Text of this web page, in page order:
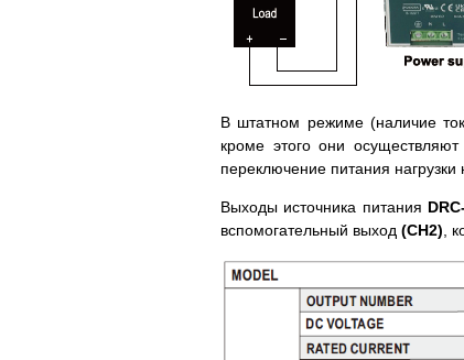
В штатном режиме (наличие
кроме этого они
переключение питания
Выходы источника питания
вспомогательный выход (CH2) ,